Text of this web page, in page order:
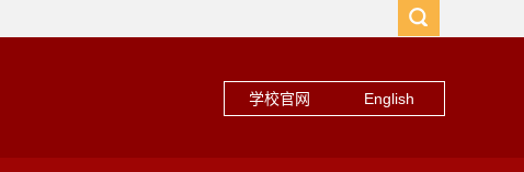
学校官网 English